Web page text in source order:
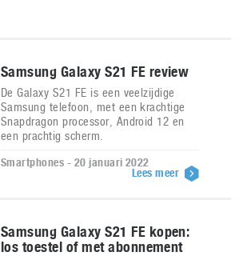
Samsung Galaxy S21 FE review
De Galaxy S21 FE is een veelzijdige
Samsung telefoon, met een krachtige
Snapdragon processor, Android 12 en
een prachtig scherm.
Smartphones - 20 januari 2022
Lees meer
Samsung Galaxy S21 FE kopen:
los toestel of met abonnement